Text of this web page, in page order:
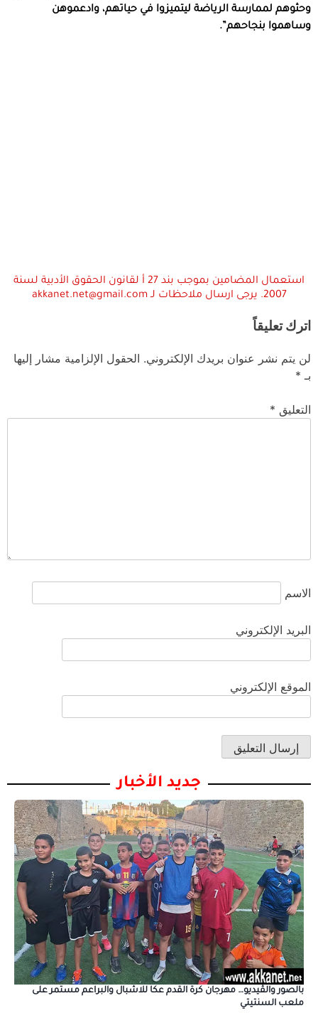
وحثوهم لممارسة الرياضة ليتميزوا في حياتهم، وادعموهن
وساهموا بنجاحهم”.
استعمال المضامين بموجب بند 27 أ لقانون الحقوق الأدبية لسنة
2007. يرجى ارسال ملاحظات لـ akkanet.net@gmail.com
اترك تعليقاً
لن يتم نشر عنوان بريدك الإلكتروني. الحقول الإلزامية مشار إليها
بـ *
التعليق *
الاسم
البريد الإلكتروني
الموقع الإلكتروني
جديد الأخبار
بالصور والڤيديو… مهرجان كرة القدم عكا للاشبال والبراعم مستمر على
ملعب السنتيتي